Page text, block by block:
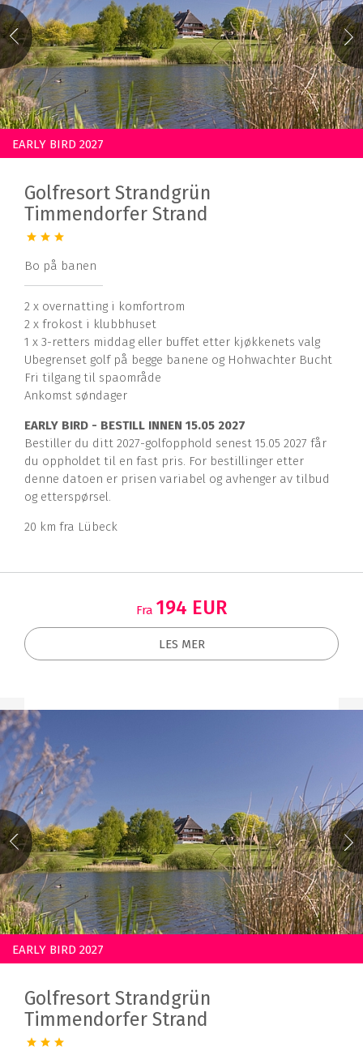
EARLY BIRD 2027
Golfresort Strandgrün
Timmendorfer Strand
Bo på banen
2 x overnatting i komfortrom
2 x frokost i klubbhuset
1 x 3-retters middag eller buffet etter kjøkkenets valg
Ubegrenset golf på begge banene og Hohwachter Bucht
Fri tilgang til spaområde
Ankomst søndager
EARLY BIRD - BESTILL INNEN 15.05 2027
Bestiller du ditt 2027-golfopphold senest 15.05 2027 får
du oppholdet til en fast pris. For bestillinger etter
denne datoen er prisen variabel og avhenger av tilbud
og etterspørsel.
20 km fra Lübeck
Fra 194 EUR
LES MER
EARLY BIRD 2027
Golfresort Strandgrün
Timmendorfer Strand